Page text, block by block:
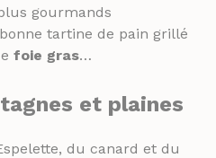
gourmands
tartine de pain grillé
foie gras…
et plaines
du canard et du